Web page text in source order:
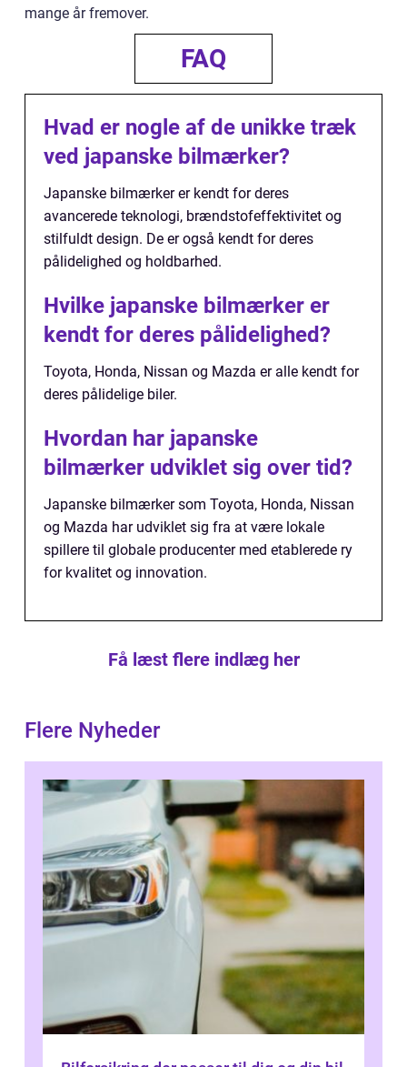
mange år fremover.
FAQ
Hvad er nogle af de unikke træk
ved japanske bilmærker?
Japanske bilmærker er kendt for deres
avancerede teknologi, brændstofeffektivitet og
stilfuldt design. De er også kendt for deres
pålidelighed og holdbarhed.
Hvilke japanske bilmærker er
kendt for deres pålidelighed?
Toyota, Honda, Nissan og Mazda er alle kendt for
deres pålidelige biler.
Hvordan har japanske
bilmærker udviklet sig over tid?
Japanske bilmærker som Toyota, Honda, Nissan
og Mazda har udviklet sig fra at være lokale
spillere til globale producenter med etablerede ry
for kvalitet og innovation.
Få læst flere indlæg her
Flere Nyheder